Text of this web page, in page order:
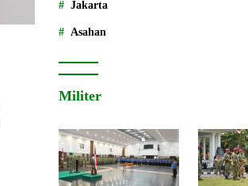
Jakarta
Asahan
Militer